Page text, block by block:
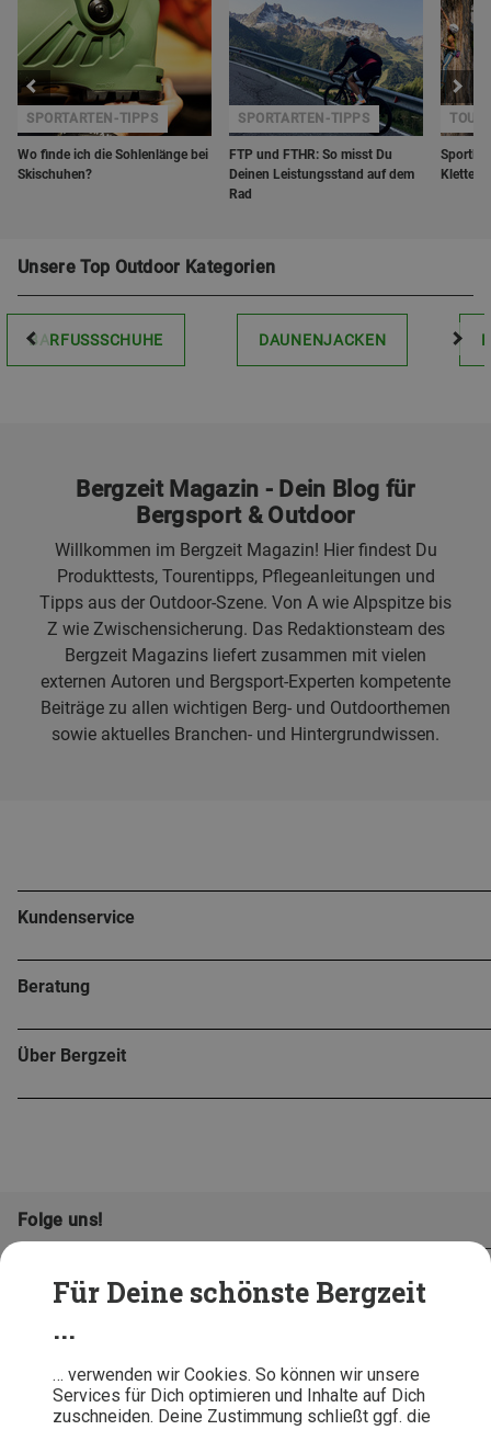
Für Deine schönste Bergzeit
...
… verwenden wir Cookies. So können wir unsere
Services für Dich optimieren und Inhalte auf Dich
zuschneiden. Deine Zustimmung schließt ggf. die
Wo finde ich die Sohlenlänge bei
Skischuhen?
SPORTARTEN-TIPPS
FTP und FTHR: So misst Du
Deinen Leistungsstand auf dem
Rad
SPORTARTEN-TIPPS
Unsere Top Outdoor Kategorien
BARFUSSSCHUHE DAUNENJACKEN
Bergzeit Magazin - Dein Blog für
Bergsport & Outdoor
Willkommen im Bergzeit Magazin! Hier findest Du
Produkttests, Tourentipps, Pflegeanleitungen und
Tipps aus der Outdoor-Szene. Von A wie Alpspitze bis
Z wie Zwischensicherung. Das Redaktionsteam des
Bergzeit Magazins liefert zusammen mit vielen
externen Autoren und Bergsport-Experten kompetente
Beiträge zu allen wichtigen Berg- und Outdoorthemen
sowie aktuelles Branchen- und Hintergrundwissen.
Kundenservice
Beratung
Über Bergzeit
Folge uns!